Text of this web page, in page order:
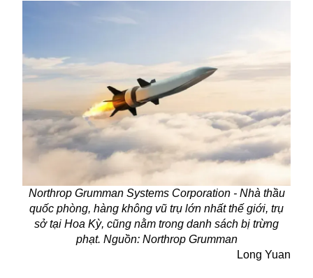
Northrop Grumman Systems Corporation - Nhà thầu
quốc phòng, hàng không vũ trụ lớn nhất thế giới, trụ
sở tại Hoa Kỳ, cũng nằm trong danh sách bị trừng
phạt. Nguồn: Northrop Grumman
Long Yuan